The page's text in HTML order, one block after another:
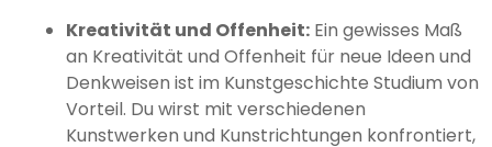
Kreativität und Offenheit: Ein gewisses Maß
an Kreativität und Offenheit für neue Ideen und
Denkweisen ist im Kunstgeschichte Studium von
Vorteil. Du wirst mit verschiedenen
Kunstwerken und Kunstrichtungen konfrontiert,